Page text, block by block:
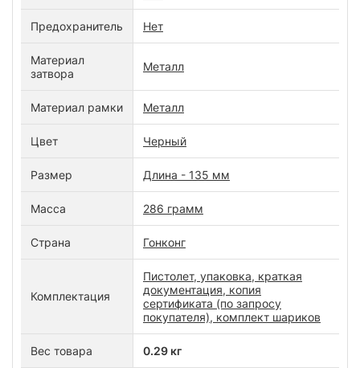
Предохранитель Нет
Материал
затвора
Металл
Материал рамки Металл
Цвет Черный
Размер Длина - 135 мм
Масса 286 грамм
Страна Гонконг
Комплектация
Пистолет, упаковка, краткая
документация, копия
сертификата (по запросу
покупателя), комплект шариков
Вес товара 0.29 кг